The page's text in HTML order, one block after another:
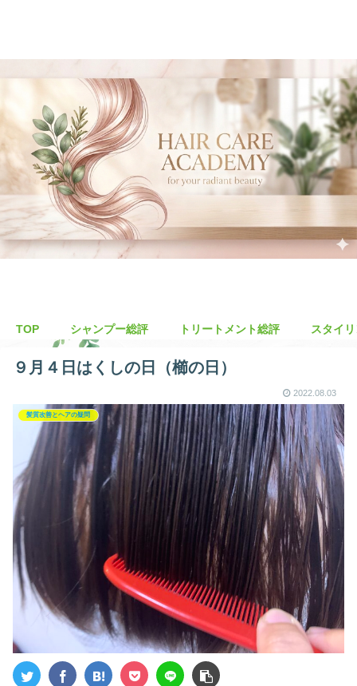
TOP シャンプー総評 トリートメント総評 スタイ
９月４日はくしの日（櫛の日）
2022.08.03
髪質改善とヘアの疑問